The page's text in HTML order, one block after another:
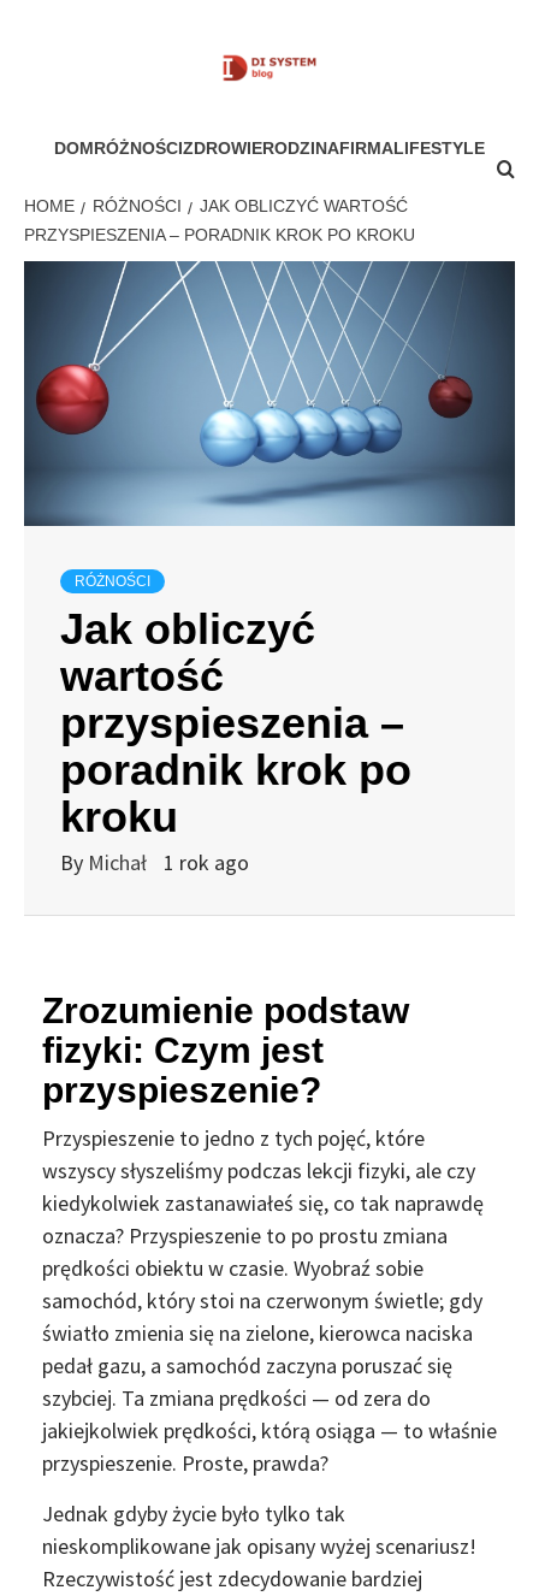
MÓJ SYSTEM
DOMRÓŻNOŚCIZDROWIERODZINAFIRMALIFESTYLE
HOME RÓŻNOŚCI
JAK OBLICZYĆ WARTOŚĆ
PRZYSPIESZENIA – PORADNIK KROK PO KROKU
RÓŻNOŚCI
Jak obliczyć
wartość
przyspieszenia –
poradnik krok po
kroku
By Michał 1 rok ago
Zrozumienie podstaw
fizyki: Czym jest
przyspieszenie?
Przyspieszenie to jedno z tych pojęć, które
wszyscy słyszeliśmy podczas lekcji fizyki, ale czy
kiedykolwiek zastanawiałeś się, co tak naprawdę
oznacza? Przyspieszenie to po prostu zmiana
prędkości obiektu w czasie. Wyobraź sobie
samochód, który stoi na czerwonym świetle; gdy
światło zmienia się na zielone, kierowca naciska
pedał gazu, a samochód zaczyna poruszać się
szybciej. Ta zmiana prędkości — od zera do
jakiejkolwiek prędkości, którą osiąga — to właśnie
przyspieszenie. Proste, prawda?
Jednak gdyby życie było tylko tak
nieskomplikowane jak opisany wyżej scenariusz!
Rzeczywistość jest zdecydowanie bardziej